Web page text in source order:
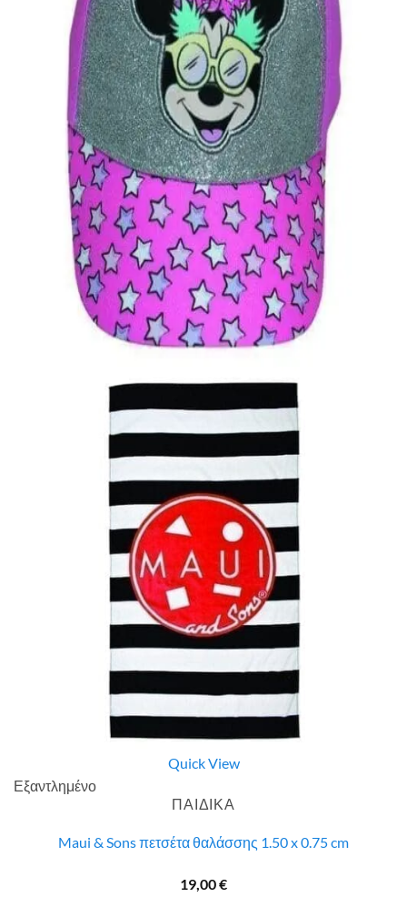
Quick View
Εξαντλημένο
ΠΑΙΔΙΚΑ ΚΑΠΕΛΑ
Παιδικό καπέλο Minnie
9,00 €
Quick View
Εξαντλημένο
ΠΑΙΔΙΚΑ
Maui & Sons πετσέτα θαλάσσης 1.50 x 0.75 cm
19,00€